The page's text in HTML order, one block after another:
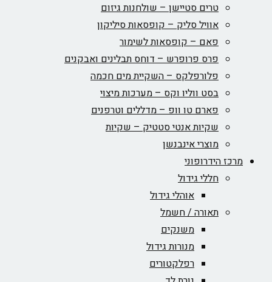
טרים סטיישן – שולחנות גיזום
אוויל סליק – קופסאות סיליקון
פאם – קופסאות לשימור
פרס פרופרש – דוחס תבלינים ואבקנים
פלורפלקס – השקיית מים חכמה
בסט ווליו וקס – מערכות מיצוי
פארם טו וופ – מדללים וטרפנים
שקיות אנטי סטטיק – שקיות
מוצרי אינבנשן
מרכז הידרופוני
חללי גידול
אוהלי גידול
תאורה / חשמל
משנקים
מנורות גידול
רפלקטורים